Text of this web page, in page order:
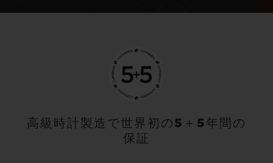
高級時計製造で世界初の5＋5年間の
保証